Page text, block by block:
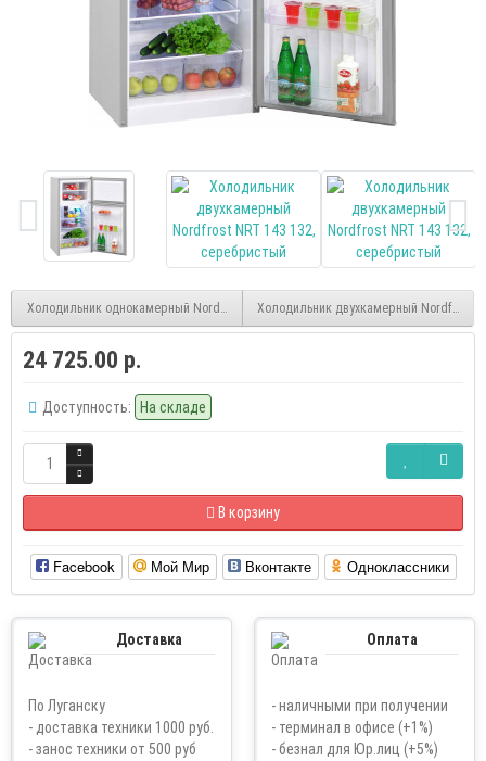
Холодильник однокамерный Nordfrost NR 402 R, красныйХолодильник двухкамерный Nordfrost
24 725.00 р.
Доступность: На складе
В корзину
Facebook Мой Мир Вконтакте Одноклассники
Доставка
По Луганску
- доставка техники 1000 руб.
- занос техники от 500 руб
Оплата
- наличными при получении
- терминал в офисе (+1%)
- безнал для Юр.лиц (+5%)